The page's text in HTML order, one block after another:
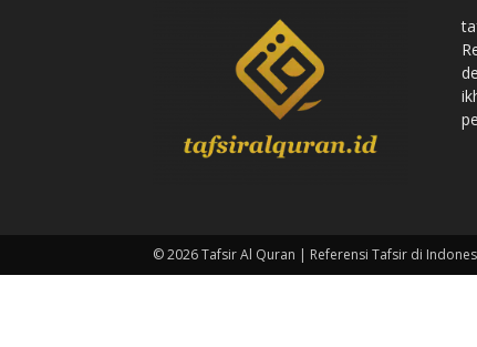
Indonesia
© 2026 Tafsir Al Quran | Referensi Tafsir di